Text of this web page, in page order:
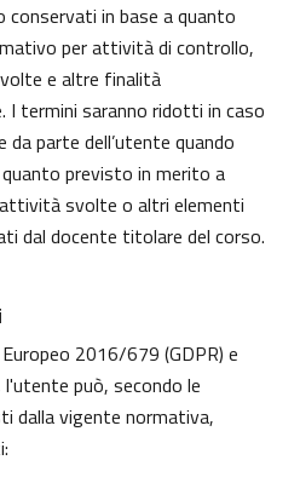
conservati in base a quanto
per attività di controllo,
e altre finalità
I termini saranno ridotti in caso
da parte dell’utente quando
previsto in merito a
svolte o altri elementi
dal docente titolare del corso.
2016/679 (GDPR) e
può, secondo le
dalla vigente normativa,